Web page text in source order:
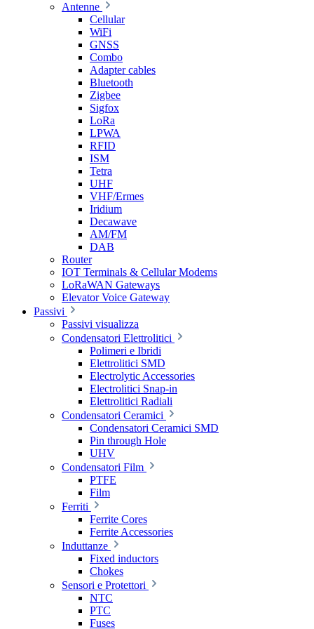
Antenne
Cellular
WiFi
GNSS
Combo
Adapter cables
Bluetooth
Zigbee
Sigfox
LoRa
LPWA
RFID
ISM
Tetra
UHF
VHF/Ermes
Iridium
Decawave
AM/FM
DAB
Router
IOT Terminals & Cellular Modems
LoRaWAN Gateways
Elevator Voice Gateway
Passivi
Passivi visualizza
Condensatori Elettrolitici
Polimeri e Ibridi
Elettrolitici SMD
Electrolytic Accessories
Electrolitici Snap-in
Elettrolitici Radiali
Condensatori Ceramici
Condensatori Ceramici SMD
Pin through Hole
UHV
Condensatori Film
PTFE
Film
Ferriti
Ferrite Cores
Ferrite Accessories
Induttanze
Fixed inductors
Chokes
Sensori e Protettori
NTC
PTC
Fuses